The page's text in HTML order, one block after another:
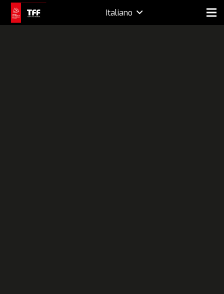
Italiano